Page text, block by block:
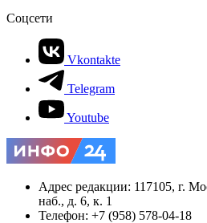
Соцсети
Vkontakte
Telegram
Youtube
Адрес редакции: 117105, г.
наб., д. 6, к. 1
Телефон: +7 (958) 578-04-18